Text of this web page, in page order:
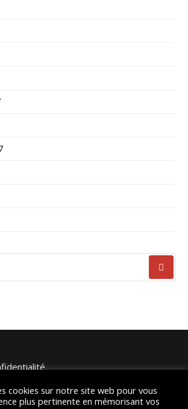
et crédits
cookies sur notre site web pour vous
plus pertinente en mémorisant vos